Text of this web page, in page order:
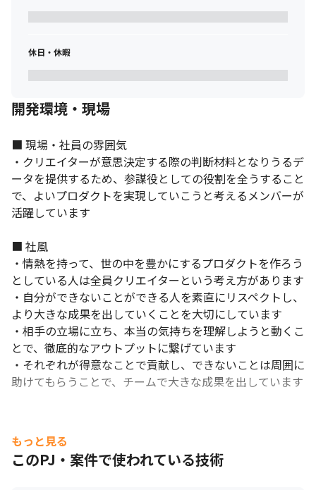
休日・休暇
開発環境・現場
■ 現場・社員の雰囲気
・クリエイターが意思決定する際の判断材料となりうるデ
ータを提供するため、参謀役としての役割を全うすること
で、よいプロダクトを実現していこうと考えるメンバーが
活躍しています
■ 社風
・情熱を持って、世の中を豊かにするプロダクトを作ろう
としている人は全員クリエイターという考え方があります
・自分ができないことができる人を素直にリスペクトし、
より大きな成果を出していくことを大切にしています
・相手の立場に立ち、本当の気持ちを理解しようと動くこ
とで、徹底的なアウトプットに繋げています
・それぞれが得意なことで貢献し、できないことは周囲に
助けてもらうことで、チームで大きな成果を出しています
もっと見る
このPJ・案件で使われている技術